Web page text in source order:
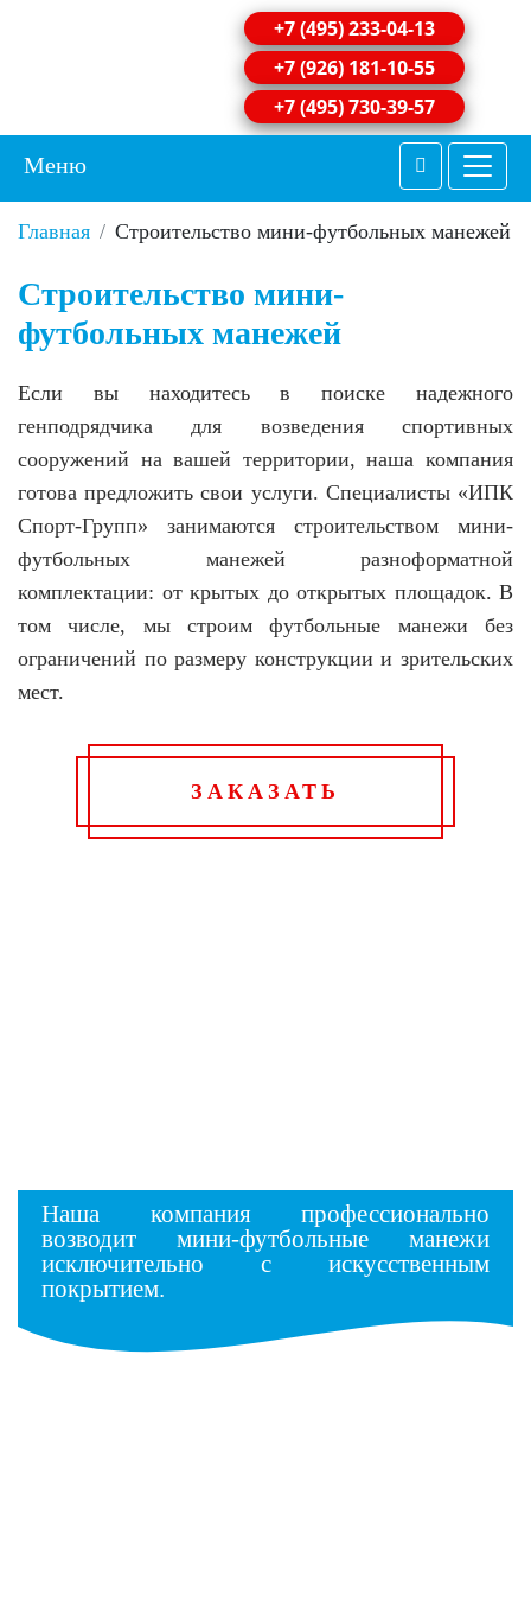
+7 (495) 233-04-13
+7 (926) 181-10-55
+7 (495) 730-39-57
Меню
Главная Строительство мини-футбольных манежей
Строительство мини-
футбольных манежей
Если вы находитесь в поиске надежного
генподрядчика для возведения спортивных
сооружений на вашей территории, наша компания
готова предложить свои услуги. Специалисты «ИПК
Спорт-Групп» занимаются строительством мини-
футбольных манежей разноформатной
комплектации: от крытых до открытых площадок. В
том числе, мы строим футбольные манежи без
ограничений по размеру конструкции и зрительских
мест.
ЗАКАЗАТЬ
Наша компания профессионально
возводит мини-футбольные манежи
исключительно с искусственным
покрытием.